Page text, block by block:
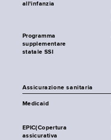
all'infanzia
Programma
supplementare
statale SSI
Assicurazione sanitaria
Medicaid
EPIC(Copertura
assicurativa